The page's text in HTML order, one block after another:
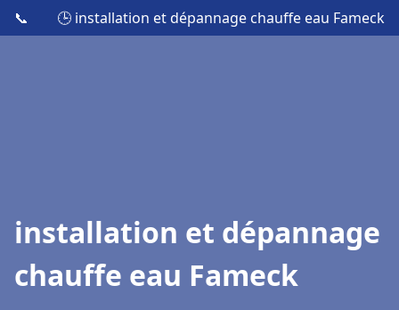
📞 🕒 installation et dépannage chauffe eau Fameck
installation et dépannage
chauffe eau Fameck